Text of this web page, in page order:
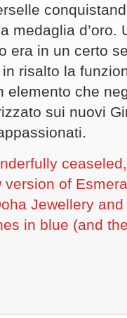
medaglia d’oro.
era in un certo
risalto la
elemento che
sui nuovi
of
Jewellery
in blue (and